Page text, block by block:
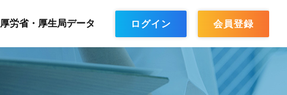
厚労省・厚生局データ ログイン 会員登録